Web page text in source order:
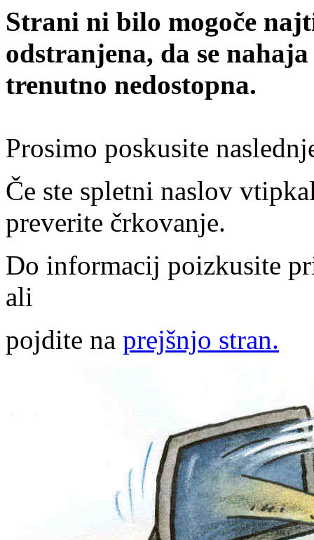
Strani ni bilo mogoče
odstranjena, da se
trenutno nedostopna.
Prosimo poskusite
Če ste spletni naslov
preverite črkovanje.
Do informacij poizkusite
ali
pojdite na prejšnjo stran.